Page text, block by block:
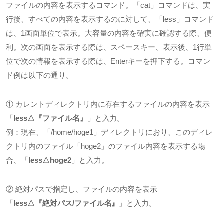
ファイルの内容を表示するコマンド。「 cat 」コマンドは、実
行後、すべての内容を表示するのに対して、「 less 」コマンド
は、 1画面単位で表示。大容量の内容を確実に確認する際、便
利。次の画面を表示する際は、スペースキー、表示後、 1行単
位で次の情報を表示する際は、Enterキーを押下する。コマン
ド例は以下の通り。
① カレントディレクトリ内に存在するファイルの内容を表示
「 less△ 『ファイル名』
」と入力。
例：現在、「 /home/hoge1 」ディレクトリにおり、このディレ
クトリ内のファイル「 hoge2 」のファイル内容を表示する場
合、「 less△hoge2 」と入力。
② 絶対パスで指定し、ファイルの内容を表示
「 less△ 『絶対パス/ファイル名』
」と入力。